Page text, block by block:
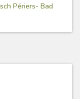
Périers- Bad